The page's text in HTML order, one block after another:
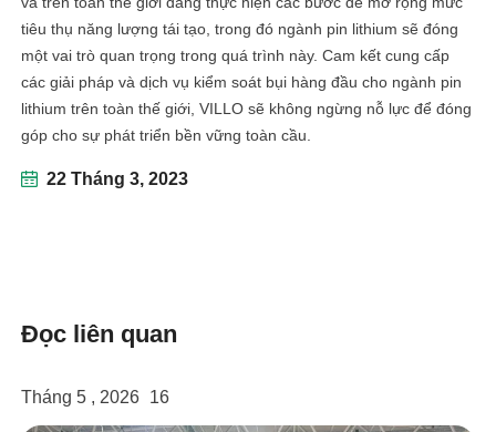
22 Tháng 3, 2023
linkedin
facebook
tiêu thụ năng lượng tái tạo, trong đó ngành pin lithium sẽ đóng
một vai trò quan trọng trong quá trình này. Cam kết cung cấp
các giải pháp và dịch vụ kiểm soát bụi hàng đầu cho ngành pin
lithium trên toàn thế giới, VILLO sẽ không ngừng nỗ lực để đóng
góp cho sự phát triển bền vững toàn cầu.
Đọc liên quan
Tháng 5 , 2026 16